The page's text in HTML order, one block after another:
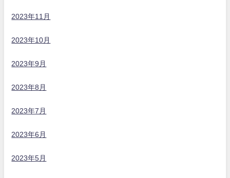
2023年11月
2023年10月
2023年9月
2023年8月
2023年7月
2023年6月
2023年5月